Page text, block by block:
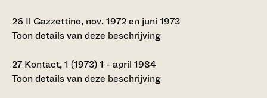
26 Il Gazzettino, nov. 1972 en juni 1973
Toon details van deze beschrijving
27 Kontact, 1 (1973) 1 - april 1984
Toon details van deze beschrijving